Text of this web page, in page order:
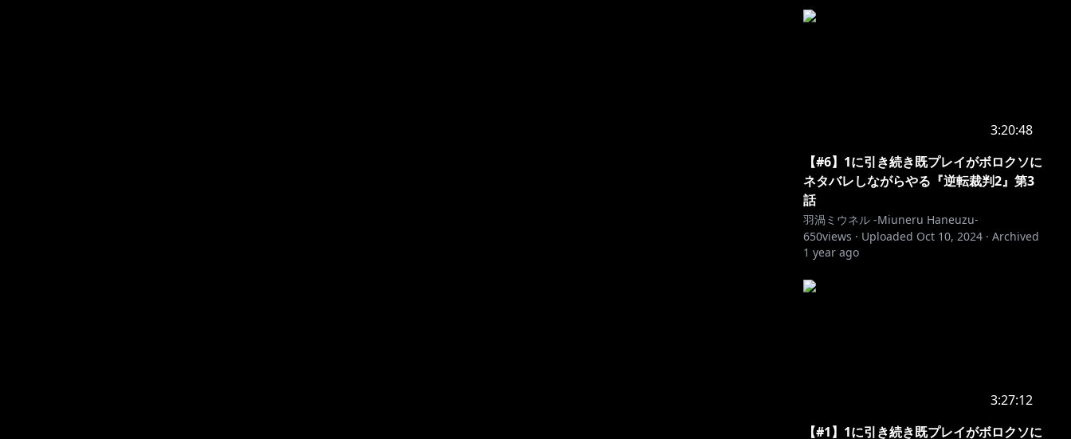
3:20:48
【#6】1に引き続き既プレイがボロクソに
ネタバレしながらやる『逆転裁判2』第3
話
羽渦ミウネル -Miuneru Haneuzu-
650views · Uploaded Oct 10, 2024 · Archived
1 year ago
3:27:12
【#1】1に引き続き既プレイがボロクソに